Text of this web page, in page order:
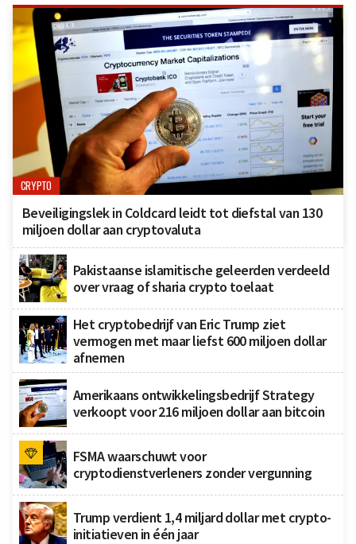
CRYPTO
Beveiligingslek in Coldcard leidt tot diefstal van 130
miljoen dollar aan cryptovaluta
Pakistaanse islamitische geleerden verdeeld
over vraag of sharia crypto toelaat
Het cryptobedrijf van Eric Trump ziet
vermogen met maar liefst 600 miljoen dollar
afnemen
Amerikaans ontwikkelingsbedrijf Strategy
verkoopt voor 216 miljoen dollar aan bitcoin
FSMA waarschuwt voor
cryptodienstverleners zonder vergunning
Trump verdient 1,4 miljard dollar met crypto-
initiatieven in één jaar